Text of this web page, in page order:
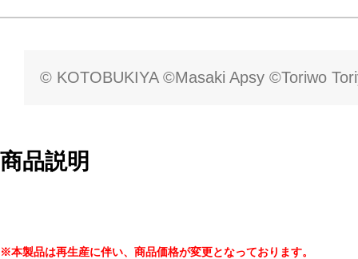
© KOTOBUKIYA ©Masaki Apsy ©Toriwo
商品説明
※本製品は再生産に伴い、商品価格が変更となっております。